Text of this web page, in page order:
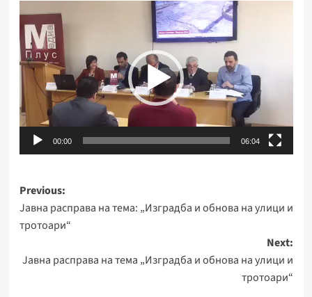
Видео
плејер
00:00 06:04
Post
navigation
Previous:
Јавна расправа на тема: „Изградба и обнова на улици и
тротоари“
Next:
Јавна расправа на тема „Изградба и обнова на улици и
тротоари“